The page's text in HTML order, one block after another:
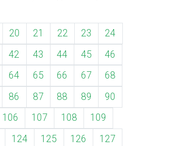
20 21 22 23
24
42 43 44 45
46
64 65 66 67
68
86 87 88 89
90
106 107 108
109
124 125 126 127